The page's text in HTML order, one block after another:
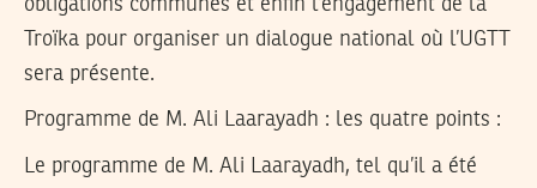
Troïka pour organiser un dialogue national où l’UGTT
sera présente.
Programme de M. Ali Laarayadh : les quatre points :
Le programme de M. Ali Laarayadh, tel qu’il a été